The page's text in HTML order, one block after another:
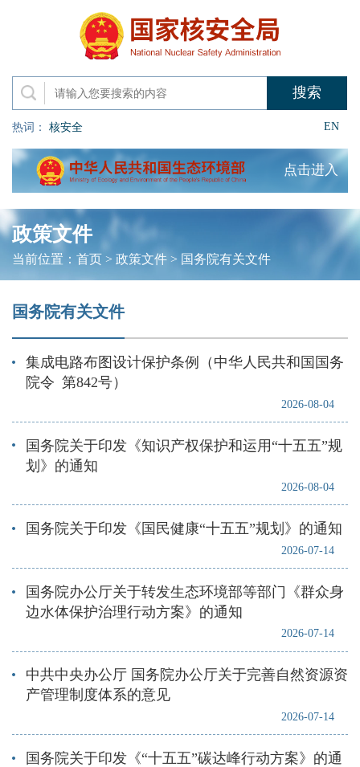
热词： 核安全 EN
点击进入
政策文件
当前位置： 首页> 政策文件> 国务院有关文件
国务院有关文件
2026-08-04
集成电路布图设计保护条例（中华人民共和国国务
院令 第842号）
2026-08-04
国务院关于印发《知识产权保护和运用“十五五”规
划》的通知
2026-07-14
国务院关于印发《国民健康“十五五”规划》的通知
2026-07-14
国务院办公厅关于转发生态环境部等部门《群众身
边水体保护治理行动方案》的通知
2026-07-14
中共中央办公厅 国务院办公厅关于完善自然资源资
产管理制度体系的意见
国务院关于印发《“十五五”碳达峰行动方案》的通